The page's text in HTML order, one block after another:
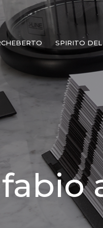
SPIRITO
fabio